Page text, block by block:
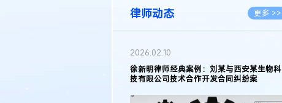
地理标志 更多 >>
集成电路布图设计
律师动态 更多 >>
2026.02.10
徐新明律师经典案例：刘某与西安某生物科
技有限公司技术合作开发合同纠纷案